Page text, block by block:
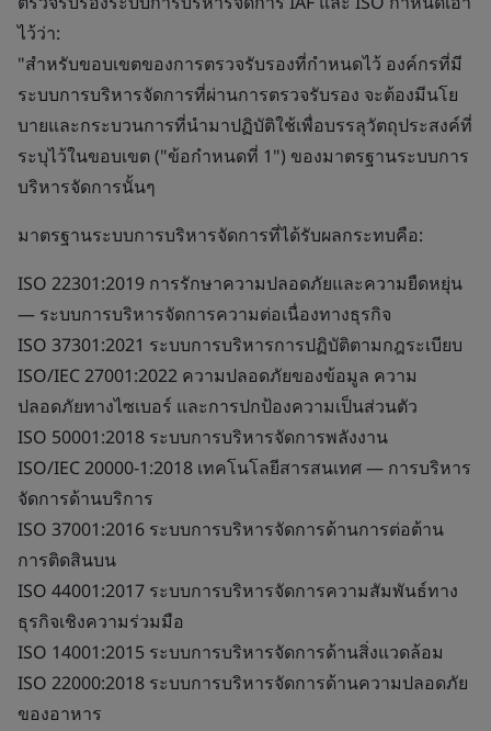
ไว้ว่า:
"สำหรับขอบเขตของการตรวจรับรองที่กำหนดไว้ องค์กรที่มี
ระบบการบริหารจัดการที่ผ่านการตรวจรับรอง จะต้องมีนโย
บายและกระบวนการที่นำมาปฏิบัติใช้เพื่อบรรลุวัตถุประสงค์ที่
ระบุไว้ในขอบเขต ("ข้อกำหนดที่ 1") ของมาตรฐานระบบการ
บริหารจัดการนั้นๆ
มาตรฐานระบบการบริหารจัดการที่ได้รับผลกระทบคือ:
ISO 22301:2019 การรักษาความปลอดภัยและความยืดหยุ่น
— ระบบการบริหารจัดการความต่อเนื่องทางธุรกิจ
ISO 37301:2021 ระบบการบริหารการปฏิบัติตามกฎระเบียบ
ISO/IEC 27001:2022 ความปลอดภัยของข้อมูล ความ
ปลอดภัยทางไซเบอร์ และการปกป้องความเป็นส่วนตัว
ISO 50001:2018 ระบบการบริหารจัดการพลังงาน
ISO/IEC 20000-1:2018 เทคโนโลยีสารสนเทศ — การบริหาร
จัดการด้านบริการ
ISO 37001:2016 ระบบการบริหารจัดการด้านการต่อต้าน
การติดสินบน
ISO 44001:2017 ระบบการบริหารจัดการความสัมพันธ์ทาง
ธุรกิจเชิงความร่วมมือ
ISO 14001:2015 ระบบการบริหารจัดการด้านสิ่งแวดล้อม
ISO 22000:2018 ระบบการบริหารจัดการด้านความปลอดภัย
ของอาหาร